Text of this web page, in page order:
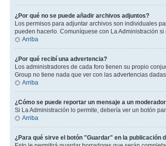
¿Por qué no se puede añadir archivos adjuntos?
Los permisos para adjuntar archivos son individuales
pueden hacerlo. Comuníquese con La Administración
Arriba
¿Por qué recibí una advertencia?
Los administradores de cada foro tienen su propio
Group no tiene nada que ver con las advertencias
Arriba
¿Cómo se puede reportar un mensaje a un
Si La Administración lo permite, debería ver un botón
Arriba
¿Para qué sirve el botón "Guardar" en la publicación